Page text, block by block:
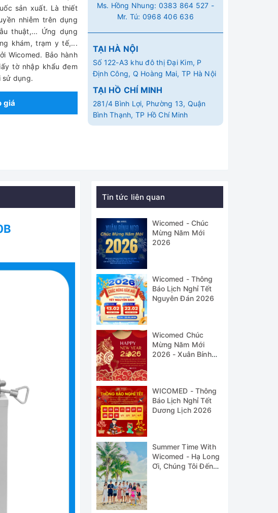
sản xuất. Là thiết
nhiễm trên dụng
thuật,... Ứng dụng
khám, trạm y tế,...
Wicomed. Bảo hành
tờ nhập khẩu đem
sử dụng.
giá
Ms. Hồng Nhung: 0383 864 527 -
Mr. Tú: 0968 406 636
TẠI HÀ NỘI
Số 122-A3 khu đô thị Đại Kim, P
Định Công, Q Hoàng Mai, TP Hà Nội
TẠI HỒ CHÍ MINH
281/4 Bình Lợi, Phường 13, Quận
Bình Thạnh, TP Hồ Chí Minh
Tin tức liên quan
Wicomed - Chúc
Mừng Năm Mới
2026
Wicomed - Thông
Báo Lịch Nghỉ Tết
Nguyên Đán 2026
Wicomed Chúc
Mừng Năm Mới
2026 - Xuân Bính
WICOMED - Thông
Báo Lịch Nghỉ Tết
Dương Lịch 2026
Summer Time With
Wicomed - Hạ Long
Ơi, Chúng Tôi Đến